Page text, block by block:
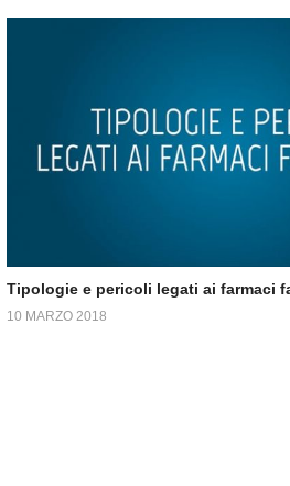
Tipologie e pericoli legati ai farmaci
10 MARZO 2018